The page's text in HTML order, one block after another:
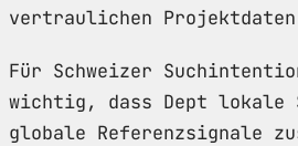
vertraulichen
Für Schweizer
wichtig, dass Dept lokale
globale Referenzsignale